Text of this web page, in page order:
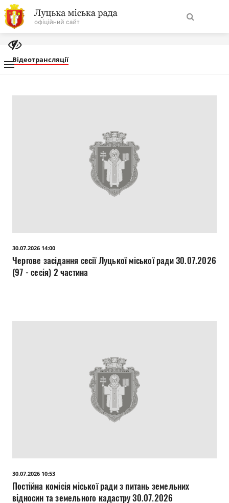
На
головну
НавігаціяПро місто
Міська рада
Бюджет
Прозорість влади
Документи
Відеотрансляції
30.07.2026 14:00
Чергове засідання сесії Луцької міської ради 30.07.2026
(97 - сесія) 2 частина
30.07.2026 10:53
Постійна комісія міської ради з питань земельних
відносин та земельного кадастру 30.07.2026